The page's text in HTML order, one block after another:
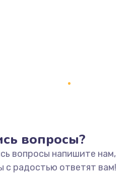
включается
1400 руб.
Заказать
вопросы?
вопросы напишите нам,
с радостью ответят вам!